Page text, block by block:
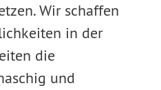
Wir schaffen
in der
die
und